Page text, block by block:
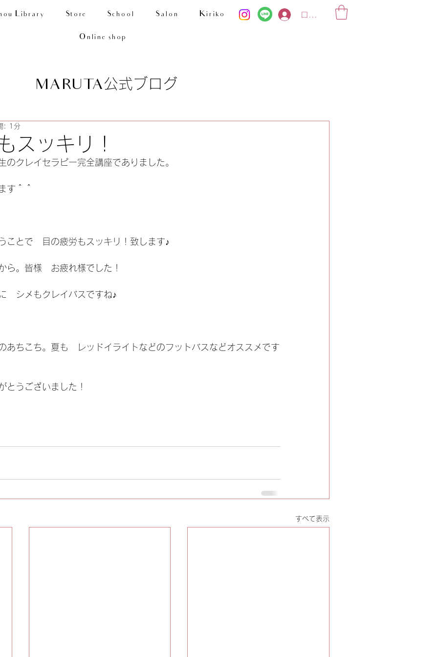
Library Store School Salon Kiriko
Online shop
ログイン
MARUTA公式ブログ
スッキリ！
: 1分
のクレイセラピー完全講座でありました。
す＾＾
ことで　目の疲労もスッキリ！致します♪
ら。皆様　お疲れ様でした！
　シメもクレイバスですね♪
あちこち。夏も　レッドイライトなどのフットバスなどオススメです
とうございました！
すべて表示